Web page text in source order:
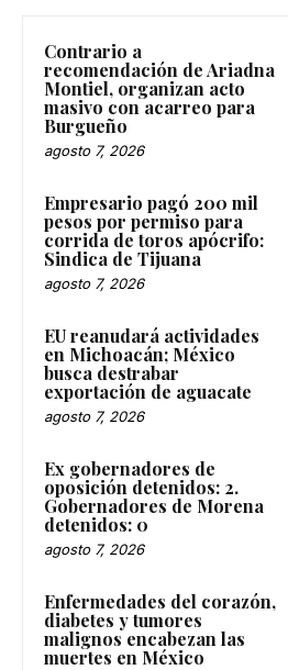
Contrario a
recomendación de Ariadna
Montiel, organizan acto
masivo con acarreo para
Burgueño
agosto 7, 2026
Empresario pagó 200 mil
pesos por permiso para
corrida de toros apócrifo:
Sindica de Tijuana
agosto 7, 2026
EU reanudará actividades
en Michoacán; México
busca destrabar
exportación de aguacate
agosto 7, 2026
Ex gobernadores de
oposición detenidos: 2.
Gobernadores de Morena
detenidos: 0
agosto 7, 2026
Enfermedades del corazón,
diabetes y tumores
malignos encabezan las
muertes en México